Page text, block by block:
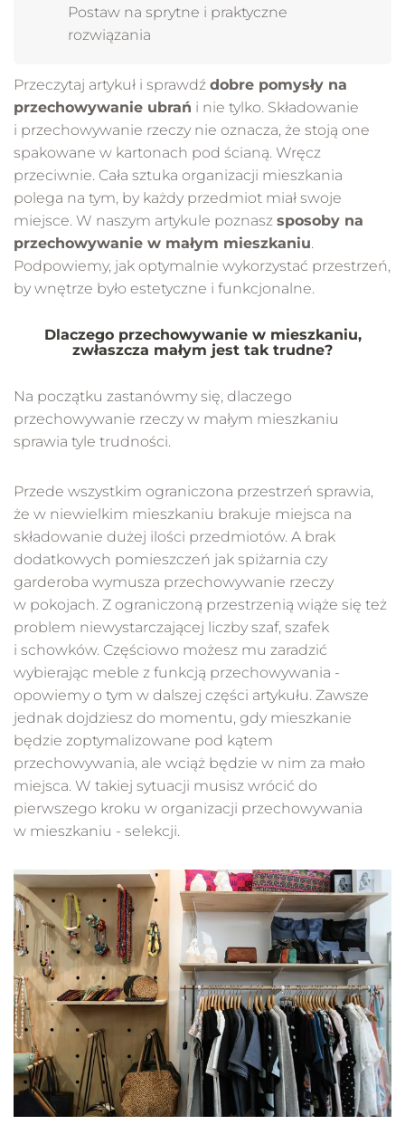
Postaw na sprytne i praktyczne
rozwiązania
Przeczytaj artykuł i sprawdź dobre pomysły na
przechowywanie ubrań i nie tylko. Składowanie
i przechowywanie rzeczy nie oznacza, że stoją one
spakowane w kartonach pod ścianą. Wręcz
przeciwnie. Cała sztuka organizacji mieszkania
polega na tym, by każdy przedmiot miał swoje
miejsce. W naszym artykule poznasz sposoby na
przechowywanie w małym mieszkaniu.
Podpowiemy, jak optymalnie wykorzystać przestrzeń,
by wnętrze było estetyczne i funkcjonalne.
Dlaczego przechowywanie w mieszkaniu,
zwłaszcza małym jest tak trudne?
Na początku zastanówmy się, dlaczego
przechowywanie rzeczy w małym mieszkaniu
sprawia tyle trudności.
Przede wszystkim ograniczona przestrzeń sprawia,
że w niewielkim mieszkaniu brakuje miejsca na
składowanie dużej ilości przedmiotów. A brak
dodatkowych pomieszczeń jak spiżarnia czy
garderoba wymusza przechowywanie rzeczy
w pokojach. Z ograniczoną przestrzenią wiąże się też
problem niewystarczającej liczby szaf, szafek
i schowków. Częściowo możesz mu zaradzić
wybierając meble z funkcją przechowywania -
opowiemy o tym w dalszej części artykułu. Zawsze
jednak dojdziesz do momentu, gdy mieszkanie
będzie zoptymalizowane pod kątem
przechowywania, ale wciąż będzie w nim za mało
miejsca. W takiej sytuacji musisz wrócić do
pierwszego kroku w organizacji przechowywania
w mieszkaniu - selekcji.